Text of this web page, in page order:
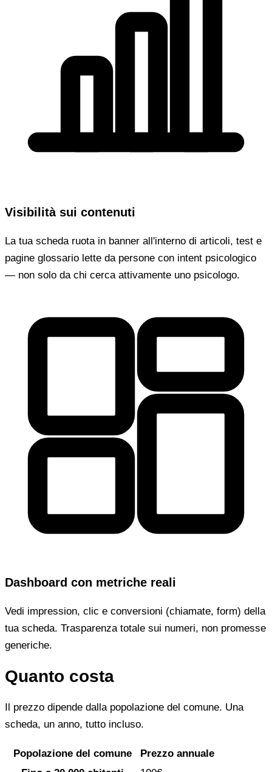
Visibilità sui contenuti
La tua scheda ruota in banner all'interno di articoli, test e
pagine glossario lette da persone con intent psicologico
— non solo da chi cerca attivamente uno psicologo.
Dashboard con metriche reali
Vedi impression, clic e conversioni (chiamate, form) della
tua scheda. Trasparenza totale sui numeri, non promesse
generiche.
Quanto costa
Il prezzo dipende dalla popolazione del comune. Una
scheda, un anno, tutto incluso.
Popolazione del comune
Prezzo annuale